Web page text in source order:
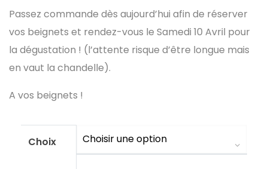
Passez commande dès aujourd’hui afin de réserver
vos beignets et rendez-vous le Samedi 10 Avril pour
la dégustation ! (l’attente risque d’être longue mais
en vaut la chandelle).
A vos beignets !
Choix